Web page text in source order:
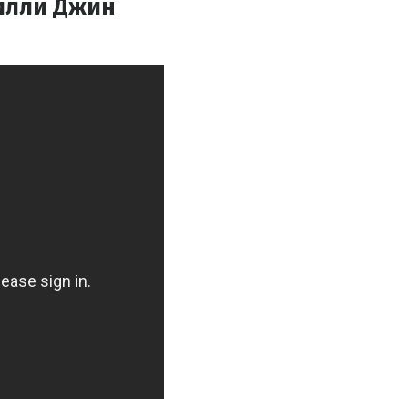
Джин